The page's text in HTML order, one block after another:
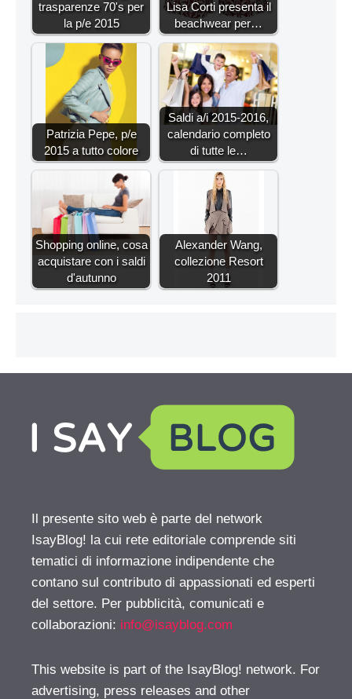
trasparenze 70's per
la p/e 2015
Lisa Corti presenta il
beachwear per…
Patrizia Pepe, p/e
2015 a tutto colore
Saldi a/i 2015-2016,
calendario completo
di tutte le…
Shopping online, cosa
acquistare con i saldi
d'autunno
Alexander Wang,
collezione Resort
2011
Il presente sito web è parte del network
IsayBlog! la cui rete editoriale comprende siti
tematici di informazione indipendente che
contano sul contributo di appassionati ed esperti
del settore. Per pubblicità, comunicati e
collaborazioni: info@isayblog.com
This website is part of the IsayBlog! network. For
advertising, press releases and other